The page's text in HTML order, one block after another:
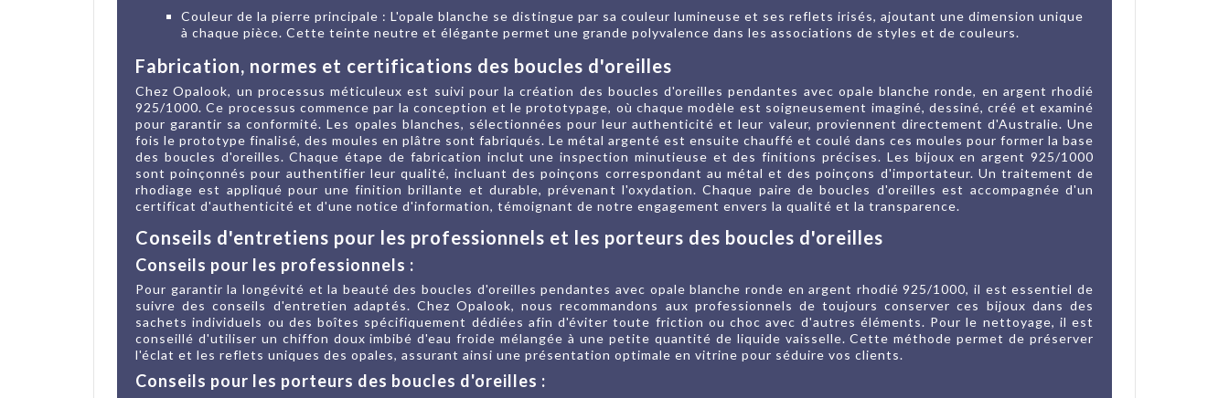
Couleur de la pierre principale : L'opale blanche se distingue par sa couleur lumineuse et ses reflets irisés, ajoutant une dimension unique
à chaque pièce. Cette teinte neutre et élégante permet une grande polyvalence dans les associations de styles et de couleurs.
Fabrication, normes et certifications des boucles d'oreilles
Chez Opalook, un processus méticuleux est suivi pour la création des boucles d'oreilles pendantes avec opale blanche ronde, en argent rhodié
925/1000. Ce processus commence par la conception et le prototypage, où chaque modèle est soigneusement imaginé, dessiné, créé et examiné
pour garantir sa conformité. Les opales blanches, sélectionnées pour leur authenticité et leur valeur, proviennent directement d'Australie. Une
fois le prototype finalisé, des moules en plâtre sont fabriqués. Le métal argenté est ensuite chauffé et coulé dans ces moules pour former la base
des boucles d'oreilles. Chaque étape de fabrication inclut une inspection minutieuse et des finitions précises. Les bijoux en argent 925/1000
sont poinçonnés pour authentifier leur qualité, incluant des poinçons correspondant au métal et des poinçons d'importateur. Un traitement de
rhodiage est appliqué pour une finition brillante et durable, prévenant l'oxydation. Chaque paire de boucles d'oreilles est accompagnée d'un
certificat d'authenticité et d'une notice d'information, témoignant de notre engagement envers la qualité et la transparence.
Conseils d'entretiens pour les professionnels et les porteurs des boucles d'oreilles
Conseils pour les professionnels :
Pour garantir la longévité et la beauté des boucles d'oreilles pendantes avec opale blanche ronde en argent rhodié 925/1000, il est essentiel de
suivre des conseils d'entretien adaptés. Chez Opalook, nous recommandons aux professionnels de toujours conserver ces bijoux dans des
sachets individuels ou des boîtes spécifiquement dédiées afin d'éviter toute friction ou choc avec d'autres éléments. Pour le nettoyage, il est
conseillé d'utiliser un chiffon doux imbibé d'eau froide mélangée à une petite quantité de liquide vaisselle. Cette méthode permet de préserver
l'éclat et les reflets uniques des opales, assurant ainsi une présentation optimale en vitrine pour séduire vos clients.
Conseils pour les porteurs des boucles d'oreilles :